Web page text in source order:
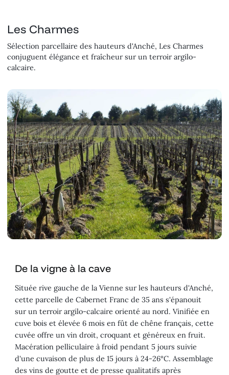
Les Charmes
Sélection parcellaire des hauteurs d'Anché, Les Charmes
conjuguent élégance et fraîcheur sur un terroir argilo-
calcaire.
De la vigne à la cave
Située rive gauche de la Vienne sur les hauteurs d'Anché,
cette parcelle de Cabernet Franc de 35 ans s'épanouit
sur un terroir argilo-calcaire orienté au nord. Vinifiée en
cuve bois et élevée 6 mois en fût de chêne français, cette
cuvée offre un vin droit, croquant et généreux en fruit.
Macération pelliculaire à froid pendant 5 jours suivie
d'une cuvaison de plus de 15 jours à 24-26°C. Assemblage
des vins de goutte et de presse qualitatifs après